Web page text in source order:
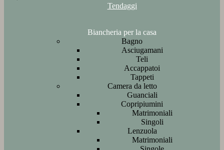
Tendaggi
Biancheria per la casa
Bagno
Asciugamani
Teli
Accappatoi
Tappeti
Camera da letto
Guanciali
Copripiumini
Matrimoniali
Singoli
Lenzuola
Matrimoniali